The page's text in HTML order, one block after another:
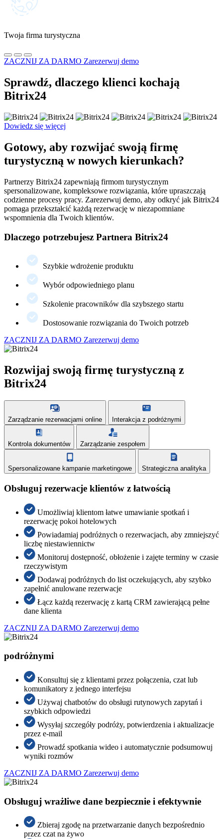
Twoja firma turystyczna
ZACZNIJ ZA DARMO Zarezerwuj demo
Sprawdź, dlaczego klienci kochają
Bitrix24
Dowiedz się więcej
Gotowy, aby rozwijać swoją firmę
turystyczną w nowych kierunkach?
Partnerzy Bitrix24 zapewniają firmom turystycznym
spersonalizowane, kompleksowe rozwiązania, które upraszczają
codzienne procesy pracy. Zarezerwuj demo, aby odkryć jak Bitrix24
pomaga przekształcić każdą rezerwację w niezapomniane
wspomnienia dla Twoich klientów.
Dlaczego potrzebujesz Partnera Bitrix24
Szybkie wdrożenie produktu
Wybór odpowiedniego planu
Szkolenie pracowników dla szybszego startu
Dostosowanie rozwiązania do Twoich potrzeb
ZACZNIJ ZA DARMO Zarezerwuj demo
Rozwijaj swoją firmę turystyczną z
Bitrix24
Zarządzanie rezerwacjami online Interakcja z podróżnymi
Kontrola dokumentów Zarządzanie zespołem
Spersonalizowane kampanie marketingowe Strategiczna analityka
Obsługuj rezerwacje klientów z łatwością
Umożliwiaj klientom łatwe umawianie spotkań i
rezerwację pokoi hotelowych
Powiadamiaj podróżnych o rezerwacjach, aby zmniejszyć
liczbę niestawiennictw
Monitoruj dostępność, obłożenie i zajęte terminy w czasie
rzeczywistym
Dodawaj podróżnych do list oczekujących, aby szybko
zapełnić anulowane rezerwacje
Łącz każdą rezerwację z kartą CRM zawierającą pełne
dane klienta
ZACZNIJ ZA DARMO Zarezerwuj demo
podróżnymi
Konsultuj się z klientami przez połączenia, czat lub
komunikatory z jednego interfejsu
Używaj chatbotów do obsługi rutynowych zapytań i
szybkich odpowiedzi
Wysyłaj szczegóły podróży, potwierdzenia i aktualizacje
przez e-mail
Prowadź spotkania wideo i automatycznie podsumowuj
wyniki rozmów
ZACZNIJ ZA DARMO Zarezerwuj demo
Obsługuj wrażliwe dane bezpiecznie i efektywnie
Zbieraj zgodę na przetwarzanie danych bezpośrednio
przez czat na żywo